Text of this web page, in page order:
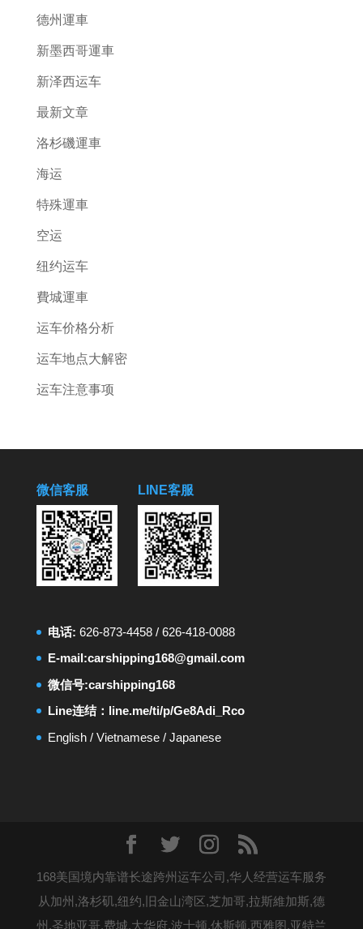
德州運車
新墨西哥運車
新泽西运车
最新文章
洛杉磯運車
海运
特殊運車
空运
纽约运车
費城運車
运车价格分析
运车地点大解密
运车注意事项
微信客服 LINE客服
电话: 626-873-4458/ 626-418-0088
E-mail:carshipping168@gmail.com
微信号:carshipping168
Line连结：
line.me/ti/p/Ge8Adi_Rco
English/ Vietnamese/ Japanese
168美国境内靠谱长途跨州运车公司,华人经营运车服务
从加州,洛杉矶,纽约,旧金山湾区,芝加哥,拉斯維加斯,德
州,圣地亚哥,费城,大华府,波士顿,休斯顿,西雅图,亚特兰